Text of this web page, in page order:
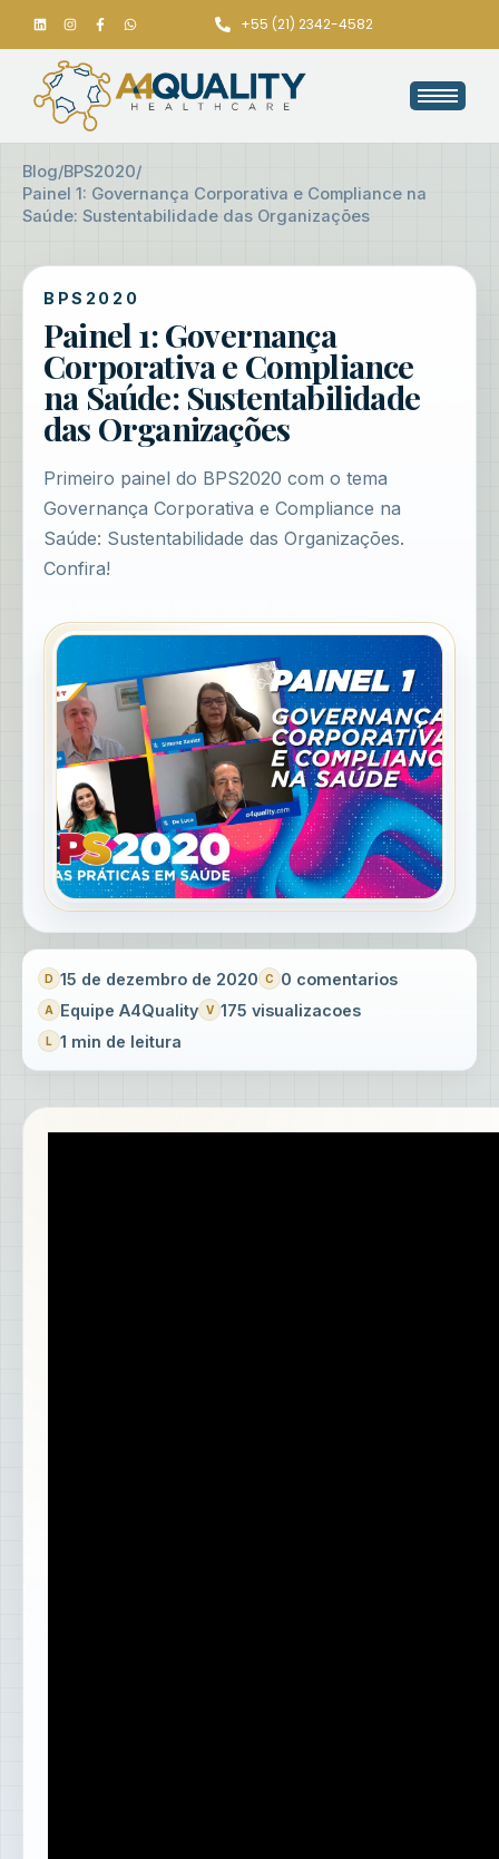
+55 (21) 2342-4582
Blog/BPS2020/
Painel 1: Governança Corporativa e Compliance na
Saúde: Sustentabilidade das Organizações
BPS2020
Painel 1: Governança
Corporativa e Compliance
na Saúde: Sustentabilidade
das Organizações
Primeiro painel do BPS2020 com o tema
Governança Corporativa e Compliance na
Saúde: Sustentabilidade das Organizações.
Confira!
15 de dezembro de 2020
0 comentarios
Equipe A4Quality
175 visualizacoes
1 min de leitura